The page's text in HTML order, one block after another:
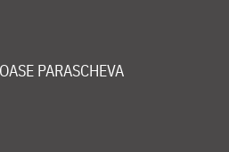
PARASCHEVA